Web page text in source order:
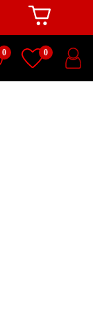
0 0